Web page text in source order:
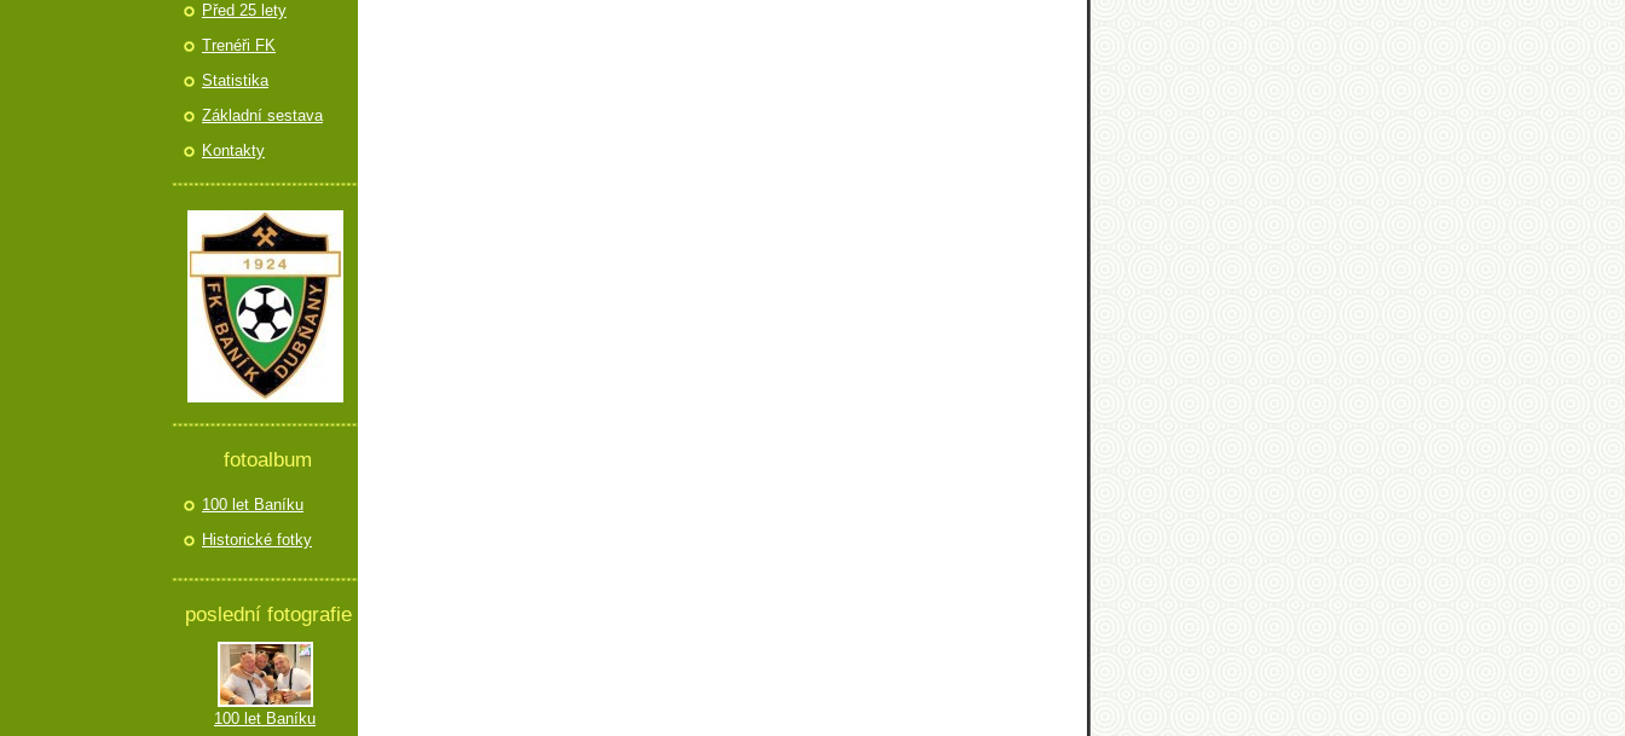
Před 25 lety
Trenéři FK
Statistika
Základní sestava
Kontakty
fotoalbum
100 let Baníku
Historické fotky
poslední fotografie
100 let Baníku